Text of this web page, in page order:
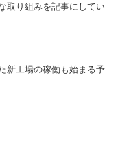
取り組みを記事にしてい
新工場の稼働も始まる予